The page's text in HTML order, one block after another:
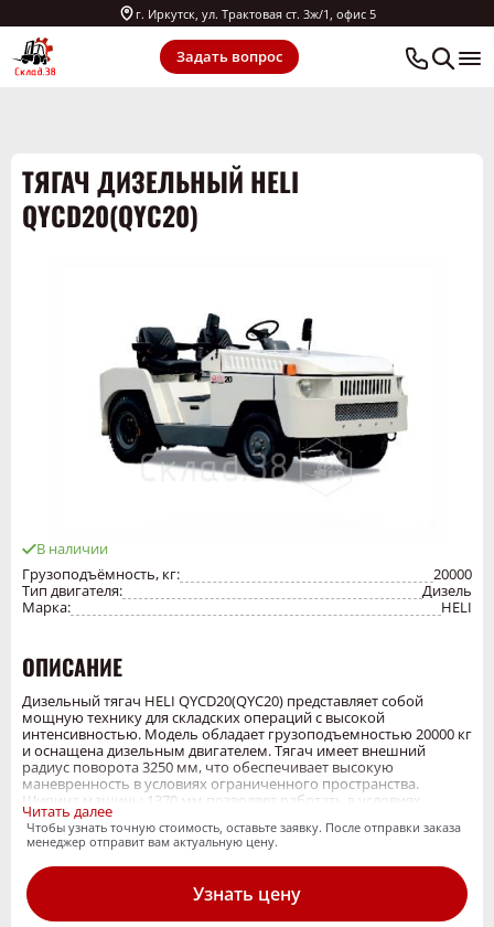
г. Иркутск, ул. Трактовая ст. 3ж/1, офис 5
Задать вопрос
ТЯГАЧ ДИЗЕЛЬНЫЙ HELI
QYCD20(QYC20)
В наличии
Грузоподъёмность, кг:
20000
Тип двигателя:
Дизель
Марка:
HELI
ОПИСАНИЕ
Дизельный тягач HELI QYCD20(QYC20) представляет собой
мощную технику для складских операций с высокой
интенсивностью. Модель обладает грузоподъемностью 20000 кг
и оснащена дизельным двигателем. Тягач имеет внешний
радиус поворота 3250 мм, что обеспечивает высокую
маневренность в условиях ограниченного пространства.
Ширина машины 1370 мм позволяет работать в условиях
средней плотности хранения. Высота зацепа прицепного
устройства составляет 450 мм, что обеспечивает удобное
подключение к различным типам тележек. Максимальная
скорость движения без груза составляет 30 км/ч. Номинальная
мощность двигателя 44.9 | 44.9 | 49 | 49 кВт обеспечивает
стабильную работу при максимальной нагрузке. Тягач
оборудован пневматическими шинами 6.00-9-10PR/ 7.00-12-
Читать далее
Чтобы узнать точную стоимость, оставьте заявку. После отправки заказа
менеджер отправит вам актуальную цену.
Узнать цену